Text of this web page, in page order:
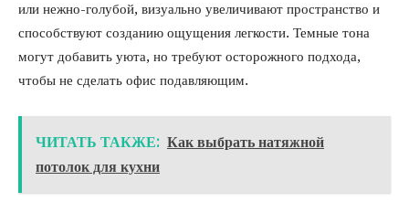
или нежно-голубой, визуально увеличивают пространство и
способствуют созданию ощущения легкости. Темные тона
могут добавить уюта, но требуют осторожного подхода,
чтобы не сделать офис подавляющим.
ЧИТАТЬ ТАКЖЕ: Как выбрать натяжной
потолок для кухни